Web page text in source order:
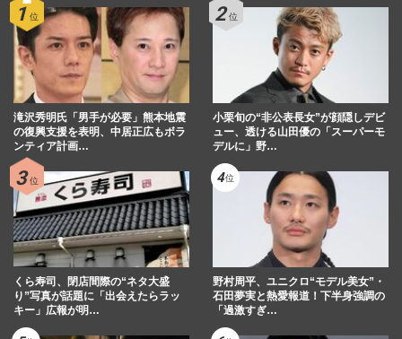
滝沢秀明氏「男手が必要」熊本地震
の復興支援を表明、中居正広もボラ
ンティア計画…
小栗旬の“非公表長女”が顔隠しデビ
ュー、透ける山田優の「スーパーモ
デルに」野…
くら寿司、閉店間際の“ネタ大盛
り”写真が話題に「出会えたらラッ
キー」広報が明…
野村周平、ユニクロ“モデル美女”・
石田夢実と熱愛報道！下半身強調の
「過激すぎ…